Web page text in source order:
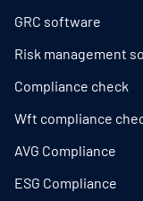
GRC software
Risk management
Compliance check
Wft compliance
AVG Compliance
ESG Compliance